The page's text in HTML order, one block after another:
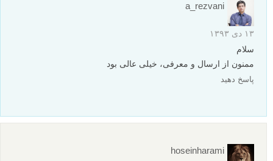
a_rezvani
۱۳ دی ۱۳۹۳
سلام
ممنون از ارسال و معرفی، خیلی عالی بود
پاسخ دهید
hoseinharami